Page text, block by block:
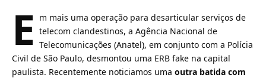
E
m mais uma operação para desarticular serviços de
telecom clandestinos, a Agência Nacional de
Telecomunicações (Anatel), em conjunto com a Polícia
Civil de São Paulo, desmontou uma ERB fake na capital
paulista. Recentemente noticiamos uma outra batida com